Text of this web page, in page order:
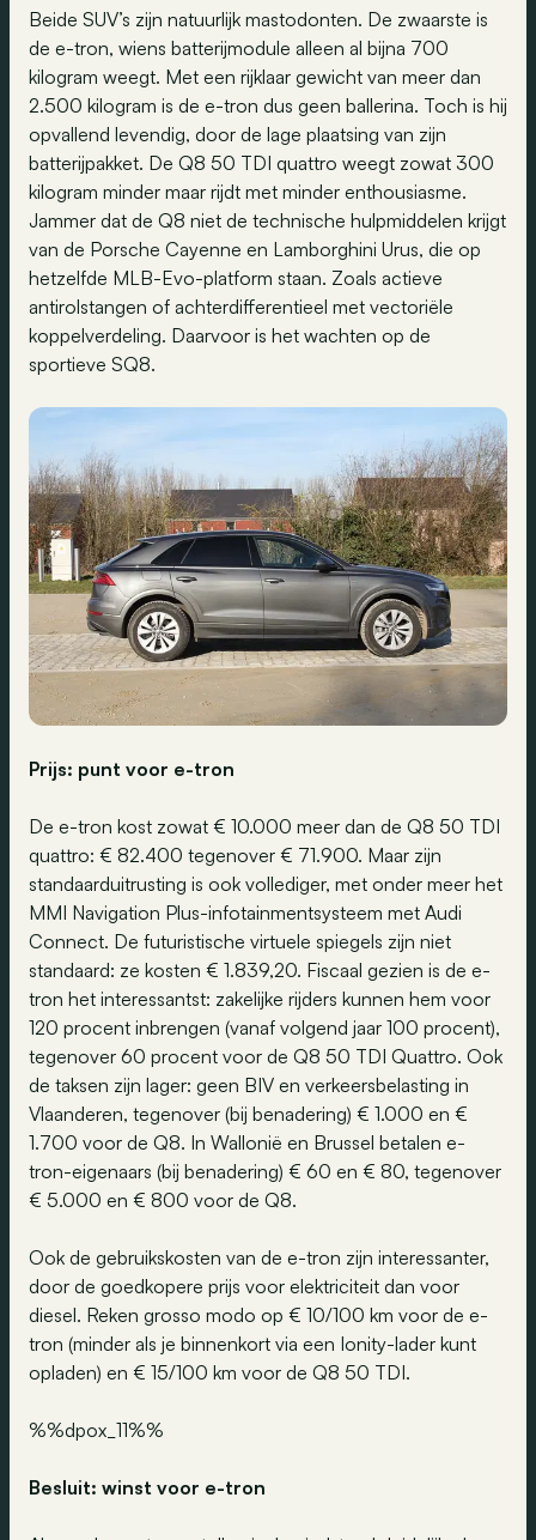
Beide SUV’s zijn natuurlijk mastodonten. De zwaarste is
de e-tron, wiens batterijmodule alleen al bijna 700
kilogram weegt. Met een rijklaar gewicht van meer dan
2.500 kilogram is de e-tron dus geen ballerina. Toch is hij
opvallend levendig, door de lage plaatsing van zijn
batterijpakket. De Q8 50 TDI quattro weegt zowat 300
kilogram minder maar rijdt met minder enthousiasme.
Jammer dat de Q8 niet de technische hulpmiddelen krijgt
van de Porsche Cayenne en Lamborghini Urus, die op
hetzelfde MLB-Evo-platform staan. Zoals actieve
antirolstangen of achterdifferentieel met vectoriële
koppelverdeling. Daarvoor is het wachten op de
sportieve SQ8.
Prijs: punt voor e-tron
De e-tron kost zowat € 10.000 meer dan de Q8 50 TDI
quattro: € 82.400 tegenover € 71.900. Maar zijn
standaarduitrusting is ook vollediger, met onder meer het
MMI Navigation Plus-infotainmentsysteem met Audi
Connect. De futuristische virtuele spiegels zijn niet
standaard: ze kosten € 1.839,20. Fiscaal gezien is de e-
tron het interessantst: zakelijke rijders kunnen hem voor
120 procent inbrengen (vanaf volgend jaar 100 procent),
tegenover 60 procent voor de Q8 50 TDI Quattro. Ook
de taksen zijn lager: geen BIV en verkeersbelasting in
Vlaanderen, tegenover (bij benadering) € 1.000 en €
1.700 voor de Q8. In Wallonië en Brussel betalen e-
tron-eigenaars (bij benadering) € 60 en € 80, tegenover
€ 5.000 en € 800 voor de Q8.
Ook de gebruikskosten van de e-tron zijn interessanter,
door de goedkopere prijs voor elektriciteit dan voor
diesel. Reken grosso modo op € 10/100 km voor de e-
tron (minder als je binnenkort via een Ionity-lader kunt
opladen) en € 15/100 km voor de Q8 50 TDI.
%%dpox_11%%
Besluit: winst voor e-tron